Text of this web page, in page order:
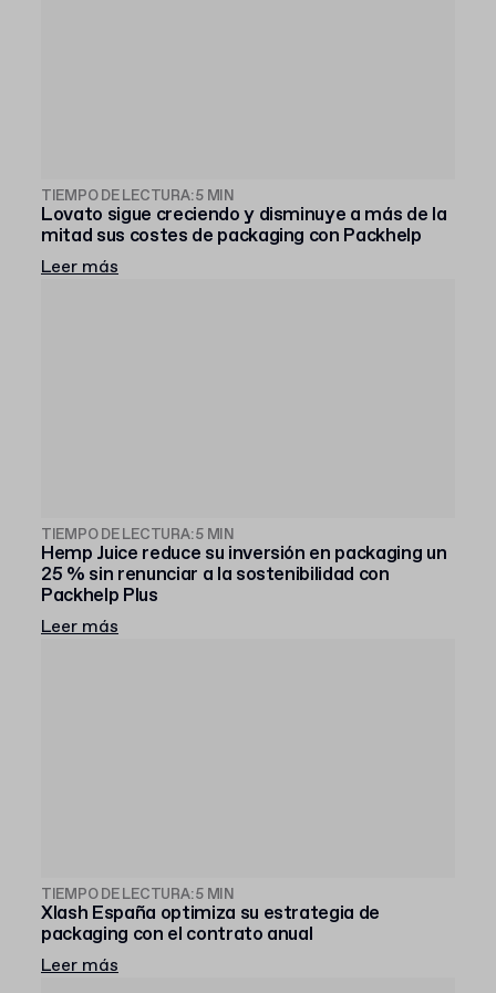
TIEMPO DE LECTURA: 5 MIN
Lovato sigue creciendo y disminuye a más de la
mitad sus costes de packaging con Packhelp
Leer más
TIEMPO DE LECTURA: 5 MIN
Hemp Juice reduce su inversión en packaging un
25 % sin renunciar a la sostenibilidad con
Packhelp Plus
Leer más
TIEMPO DE LECTURA: 5 MIN
Xlash España optimiza su estrategia de
packaging con el contrato anual
Leer más